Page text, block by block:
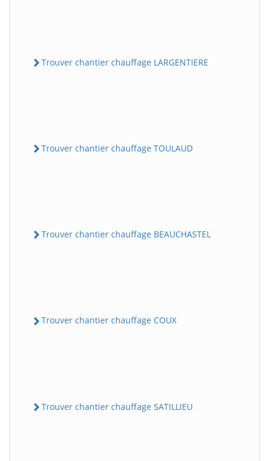
Trouver chantier chauffage LARGENTIERE
Trouver chantier chauffage TOULAUD
Trouver chantier chauffage BEAUCHASTEL
Trouver chantier chauffage COUX
Trouver chantier chauffage SATILLIEU